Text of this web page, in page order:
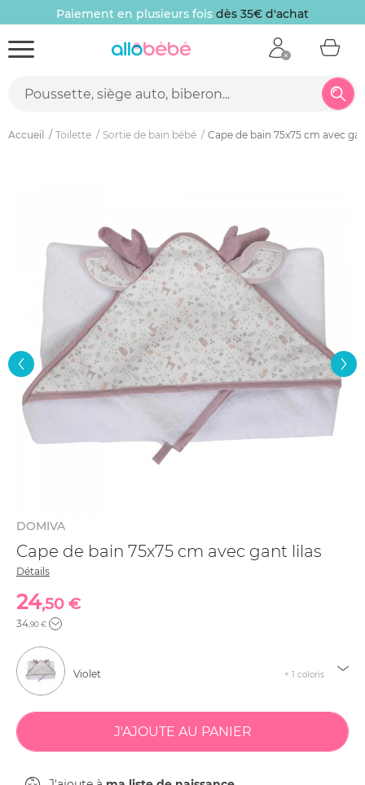
Paiement en plusieurs fois dès 35€ d'achat
Accueil Toilette Sortie de bain bébé Cape de bain 75x75 cm avec
DOMIVA
Cape de bain 75x75 cm avec gant lilas
Détails
24,50 €
34,90 €
Violet + 1 coloris